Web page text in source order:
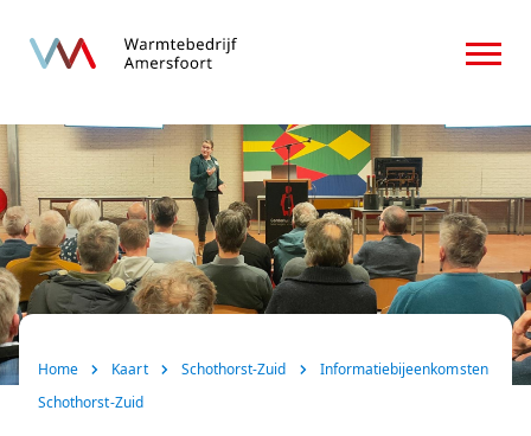
Over ons
Consument
Zakelijk
FAQ
Home Kaart Schothorst-Zuid
Informatiebijeenkomsten
Schothorst-Zuid